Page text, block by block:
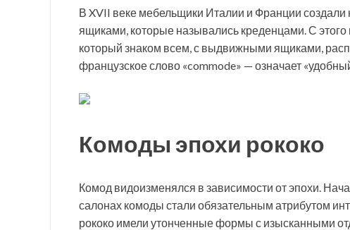
В XVII веке мебельщики Италии и Франции
ящиками, которые назывались креденцами. С
который знаком всем, с выдвижными ящиками,
французское слово «commode» — означает
Комоды эпохи рококо
Комод видоизменялся в зависимости от эпохи.
салонах комоды стали обязательным атрибутом
рококо имели утонченные формы с изысканными